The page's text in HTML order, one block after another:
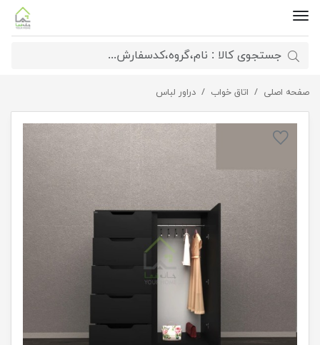
صفحه اصلی اتاق خواب دراور لباس
دراور چندمنظوره پنج کشو بهمراه رگال